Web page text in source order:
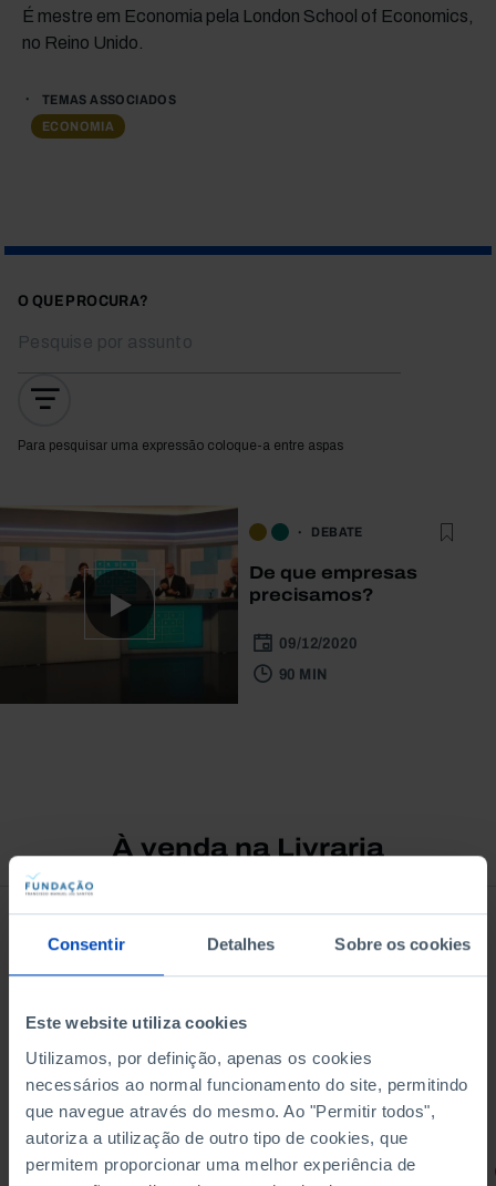
Consentir Detalhes Sobre os cookies
Este website utiliza cookies
Utilizamos, por definição, apenas os cookies
necessários ao normal funcionamento do site, permitindo
que navegue através do mesmo. Ao "Permitir todos",
autoriza a utilização de outro tipo de cookies, que
permitem proporcionar uma melhor experiência de
É mestre em Economia pela London School of Economics,
no Reino Unido.
TEMAS ASSOCIADOS
ECONOMIA
O QUE PROCURA?
Para pesquisar uma expressão coloque-a entre aspas
DEBATE
De que empresas
precisamos?
09/12/2020
90 MIN
À venda na Livraria
RETRATOS